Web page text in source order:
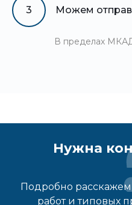
3 Можем
В пределах
Нужна
Подробно расскажем
работ и типовых